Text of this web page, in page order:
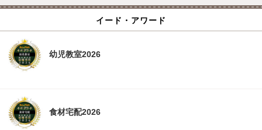
イード・アワード
幼児教室2026
食材宅配2026